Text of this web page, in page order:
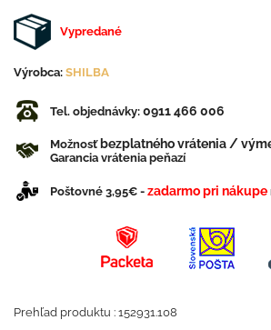
Vypredané
Výrobca: SHILBA
Tel. objednávky: 0911 466 006
Možnosťbezplatného vrátenia /
Garancia vrátenia peňazí
Poštovné 3,95€ - zadarmo pri nákupe
Prehľad produktu : 152931.108